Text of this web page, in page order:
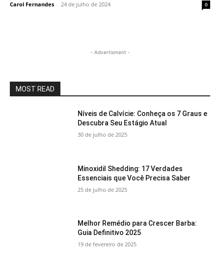
Carol Fernandes - 24 de julho de 2024 0
- Advertisment -
MOST READ
Níveis de Calvície: Conheça os 7 Graus e
Descubra Seu Estágio Atual
30 de julho de 2025
Minoxidil Shedding: 17 Verdades
Essenciais que Você Precisa Saber
25 de julho de 2025
Melhor Remédio para Crescer Barba:
Guia Definitivo 2025
19 de fevereiro de 2025